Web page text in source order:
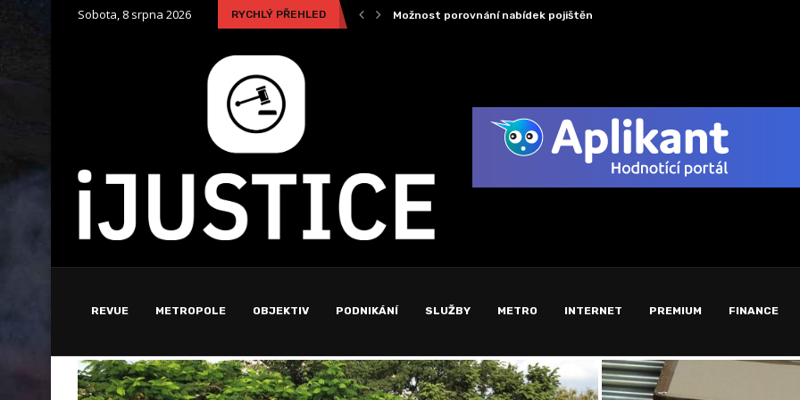
Sobota, 8 srpna 2026 RYCHLÝ PŘEHLED
Zaměstnanec na „střídačku“? Nastupuje éra Cross-Company MobilityMožnost porovnání nabídek pojištění domácnosti
REVUE METROPOLE OBJEKTIV PODNIKÁNÍ SLUŽBY METRO INTERNET PREMIUM FINANCE